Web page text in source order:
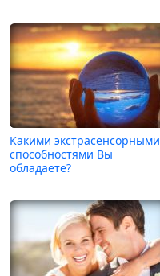
Какими экстрасенсорными
способностями Вы
обладаете?